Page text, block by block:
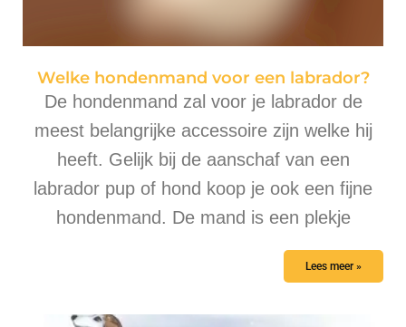
Welke hondenmand voor een labrador?
De hondenmand zal voor je labrador de
meest belangrijke accessoire zijn welke hij
heeft. Gelijk bij de aanschaf van een
labrador pup of hond koop je ook een fijne
hondenmand. De mand is een plekje
Lees meer »